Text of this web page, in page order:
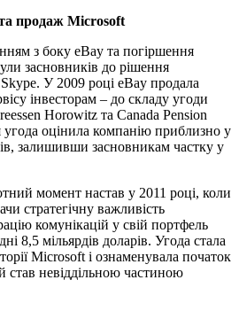
продаж Microsoft
з боку eBay та погіршення
засновників до рішення
У 2009 році eBay продала
інвесторам – до складу угоди
Horowitz та Canada Pension
оцінила компанію приблизно у
залишивши засновникам частку у
момент настав у 2011 році, коли
стратегічну важливість
комунікацій у свій портфель
8,5 мільярдів доларів. Угода стала
Microsoft і ознаменувала початок
став невіддільною частиною